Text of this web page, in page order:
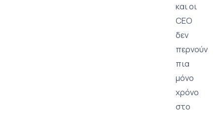
και οι
CEO
δεν
περνούν
πια
μόνο
χρόνο
στο